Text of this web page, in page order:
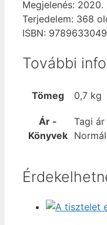
Megjelenés: 2020.
Terjedelem: 368
ISBN:
További
Tömeg 0,7 kg
Ár -
Könyvek
Tagi